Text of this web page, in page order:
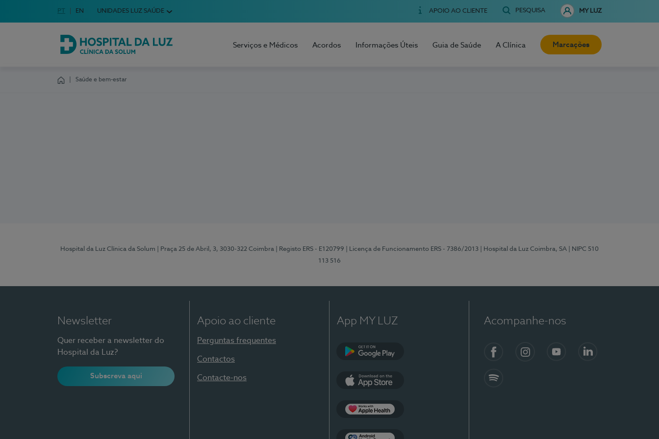
Escolha o seu idioma
Idioma em Português
PT English Language
EN UNIDADES LUZ SAÚDE APOIO AO CLIENTE PESQUISA MY LUZ
Hospital da Luz Clínica da Solum
Serviços e Médicos Acordos Informações Úteis Guia de Saúde A Clínica Marcações
Saúde e bem-estar
Hospital da Luz Clínica da Solum | Praça 25 de Abril, 3, 3030-322 Coimbra | Registo ERS - E120799 | Licença de Funcionamento ERS - 7386/2013 | Hospital da Luz Coimbra, SA
| NIPC 510
113 516
Newsletter
Quer receber a newsletter do
Hospital da Luz?
Subscreva aqui
Apoio ao cliente
Perguntas frequentes
Contactos
Contacte-nos
App MY LUZ Acompanhe-nos